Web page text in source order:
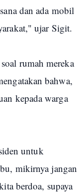
dan ada mobil
ujar Sigit.
rumah mereka
bahwa,
kepada warga
untuk
mikirnya jangan
berdoa, supaya